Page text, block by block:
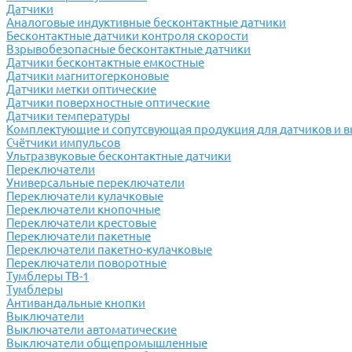
Датчики
Аналоговые индуктивные бесконтактные датчики
Бесконтактные датчики контроля скорости
Взрывобезопасные бесконтактные датчики
Датчики бесконтактные емкостные
Датчики магнитогерконовые
Датчики метки оптические
Датчики поверхностные оптические
Датчики температуры
Комплектующие и сопутсвующая продукция для датчиков и
Счётчики импульсов
Ультразвуковые бесконтактные датчики
Переключатели
Универсальные переключатели
Переключатели кулачковые
Переключатели кнопочные
Переключатели крестовые
Переключатели пакетные
Переключатели пакетно-кулачковые
Переключатели поворотные
Тумблеры ТВ-1
Тумблеры
Антивандальные кнопки
Выключатели
Выключатели автоматические
Выключатели общепромышленные